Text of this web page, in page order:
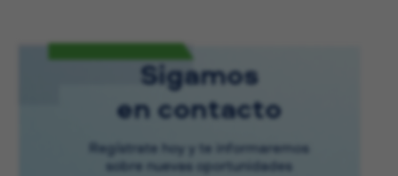
Sigamos
en contacto
Regístrate hoy y te informaremos
sobre nuevas oportunidades